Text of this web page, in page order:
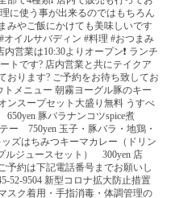
に使う事が出来るのではもちろん
みやご飯にかけても美味しいです
オイルサバディン #料理 #おつまみ
営業は10:30よりオープン❗️ ランチ
トです? 店内営業と共にテイクア
おります? ご予約をお待ち致してお
トメニュー 朝霧ヨーグル豚のキー
ンスープセット大盛り無料 うすべ
豚バラナンコツspice煮
ー 750yen 玉子・豚バラ・地鶏・
ッズはちみつキーマカレー（ドリン
ルジュースセット） 300yen 店
予約は下記電話番号までお願いし
52-9504 新型コロナ拡大防止措置
スク着用・手指消毒・体調管理の